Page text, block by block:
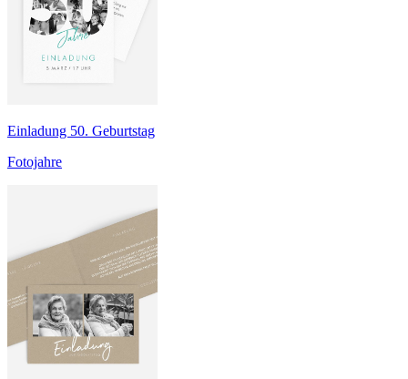
Einladung 50. Geburtstag
Fotojahre